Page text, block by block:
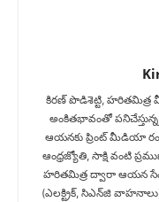
కిరణ్ పొడిశెట్టి, హరితమిత్ర
అంకితభావంతో
ఆయనకు ప్రింట్ మీడియా
ఆంధ్రజ్యోతి, సాక్షి వంటి
హరితమిత్ర ద్వారా ఆయన
(ఎలక్ట్రిక్‌, సిఎన్‌జి